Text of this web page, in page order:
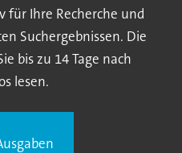
für Ihre Recherche und
Suchergebnissen. Die
bis zu 14 Tage nach
lesen.